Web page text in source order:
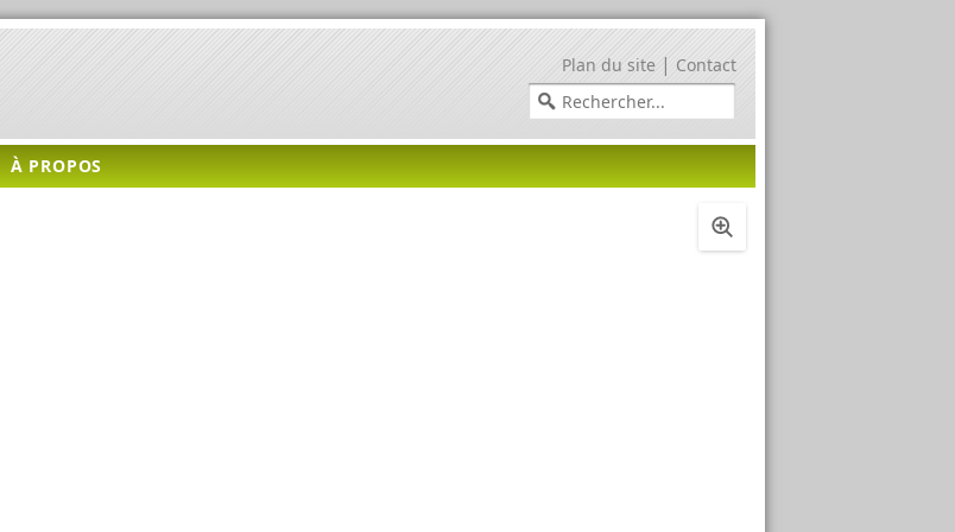
Plan du site | Contact
À PROPOS